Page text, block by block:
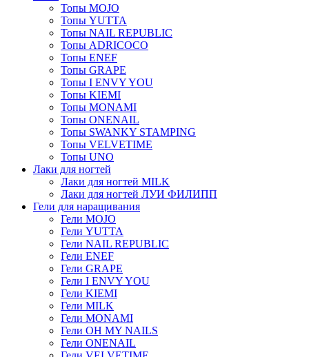
Топы MOJO
Топы YUTTA
Топы NAIL REPUBLIC
Топы ADRICOCO
Топы ENEF
Топы GRAPE
Топы I ENVY YOU
Топы KIEMI
Топы MONAMI
Топы ONENAIL
Топы SWANKY STAMPING
Топы VELVETIME
Топы UNO
Лаки для ногтей
Лаки для ногтей MILK
Лаки для ногтей ЛУИ ФИЛИПП
Гели для наращивания
Гели MOJO
Гели YUTTA
Гели NAIL REPUBLIC
Гели ENEF
Гели GRAPE
Гели I ENVY YOU
Гели KIEMI
Гели MILK
Гели MONAMI
Гели OH MY NAILS
Гели ONENAIL